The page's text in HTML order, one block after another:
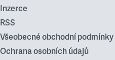
Inzerce
RSS
Všeobecné obchodní podmínky
Ochrana osobních údajů